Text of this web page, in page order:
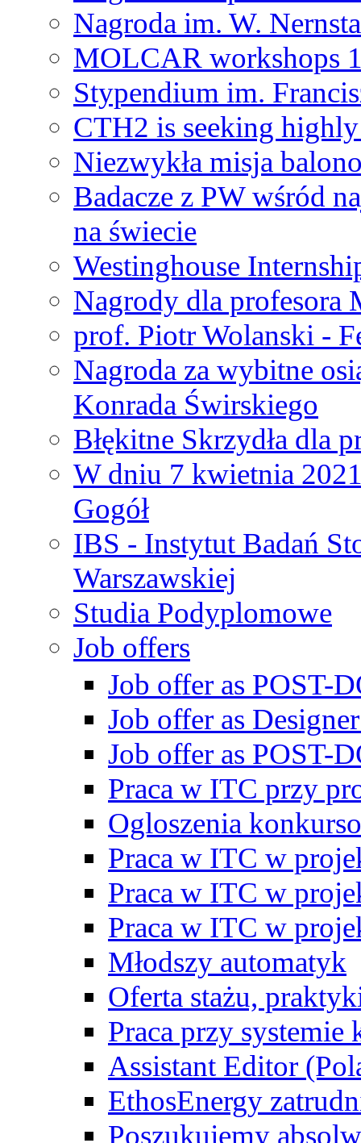
Nagroda im. W.
MOLCAR workshops
Stypendium im.
CTH2 is seeking
Niezwykła misja
Badacze z PW wśród
na świecie
Westinghouse
Nagrody dla profesora
prof. Piotr Wolanski -
Nagroda za wybitne
Konrada Świrskiego
Błękitne Skrzydła dla
W dniu 7 kwietnia
Gogół
IBS - Instytut Badań
Warszawskiej
Studia Podyplomowe
Job offers
Job offer as POST-
Job offer as
Job offer as POST-
Praca w ITC przy
Ogloszenia
Praca w ITC w
Praca w ITC w
Praca w ITC w
Młodszy automatyk
Oferta stażu,
Praca przy
Assistant Editor
EthosEnergy
Poszukujemy